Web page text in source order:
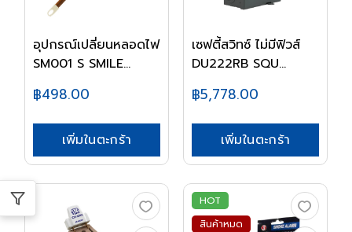
อุปกรณ์เปลี่ยนหลอดไฟ
SM001 S SMILE...
฿498.00
เพิ่มในตะกร้า
เซฟตี้สวิทซ์ ไม่มีฟิวส์
DU222RB SQU...
฿5,778.00
เพิ่มในตะกร้า
HOT
สินค้าหมด